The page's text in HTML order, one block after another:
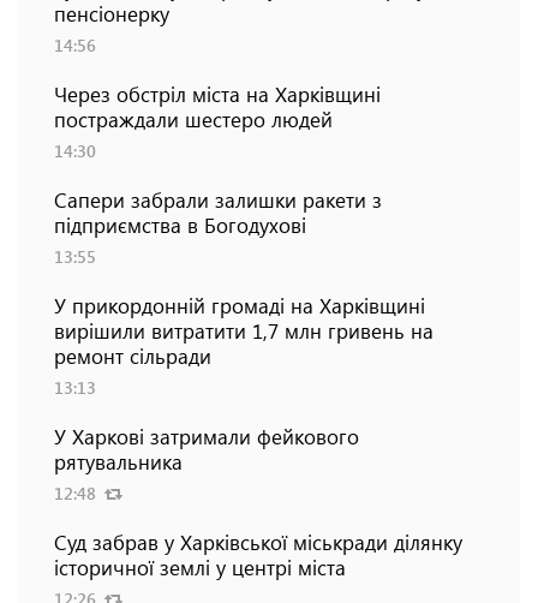
пенсіонерку
14:56
Через обстріл міста на Харківщині
постраждали шестеро людей
14:30
Сапери забрали залишки ракети з
підприємства в Богодухові
13:55
У прикордонній громаді на Харківщині
вирішили витратити 1,7 млн гривень на
ремонт сільради
13:13
У Харкові затримали фейкового
рятувальника
12:48
Суд забрав у Харківської міськради ділянку
історичної землі у центрі міста
12:26